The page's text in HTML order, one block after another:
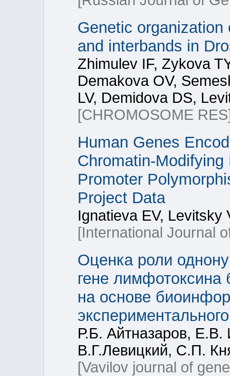
Genetic
and interbands in
Zhimulev IF, Zykova
Demakova OV,
LV, Demidova DS,
[CHROMOSOME
Human Genes
Chromatin-
Promoter
Project Data
Ignatieva EV, Levitsky
[International Journal
Оценка роли
гене лимфотоксина
на основе
Р.Б. Айтназаров, Е.В.
В.Г.Левицкий, С.П.
[Vavilov journal of